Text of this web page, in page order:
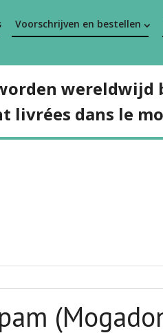
Voorschrijven en bestellen
wereldwijd
livrées dans le